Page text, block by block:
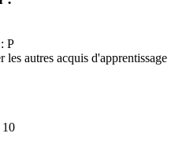
P
autres acquis d'apprentissage
10